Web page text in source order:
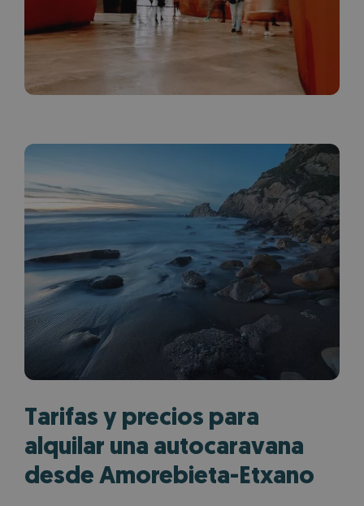
Tarifas y precios para
alquilar una autocaravana
desde Amorebieta-Etxano